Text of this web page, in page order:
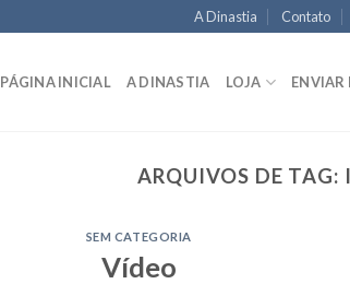
A Dinastia Contato
PÁGINA INICIAL A DINASTIA LOJA ENVIAR
ARQUIVOS DE TAG:
SEM CATEGORIA
Vídeo